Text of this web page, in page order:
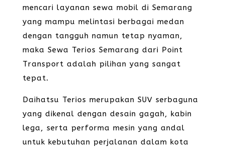
mencari layanan sewa mobil di Semarang
yang mampu melintasi berbagai medan
dengan tangguh namun tetap nyaman,
maka Sewa Terios Semarang dari Point
Transport adalah pilihan yang sangat
tepat.
Daihatsu Terios merupakan SUV serbaguna
yang dikenal dengan desain gagah, kabin
lega, serta performa mesin yang andal
untuk kebutuhan perjalanan dalam kota